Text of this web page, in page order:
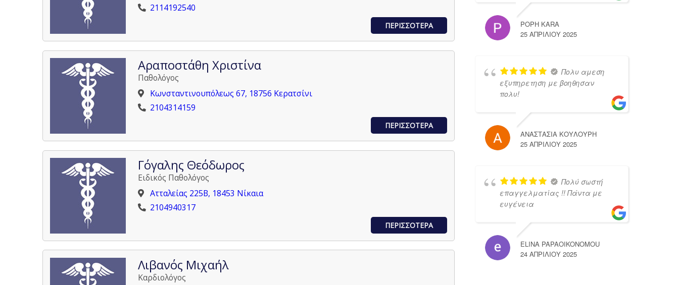
2114192540
ΠΕΡΙΣΣΟΤΕΡΑ
Αραποστάθη Χριστίνα
Παθολόγος
Κωνσταντινουπόλεως 67, 18756 Κερατσίνι
2104314159
ΠΕΡΙΣΣΟΤΕΡΑ
Γόγαλης Θεόδωρος
Ειδικός Παθολόγος
Ατταλείας 225Β, 18453 Νίκαια
2104940317
ΠΕΡΙΣΣΟΤΕΡΑ
Λιβανός Μιχαήλ
Καρδιολόγος
POPH KARA
25 ΑΠΡΙΛΊΟΥ 2025
Πολυ αμεση
εξυπηρετηση με βοηθησαν
πολυ!
ΑΝΑΣΤΑΣΙΑ ΚΟΥΛΟΥΡΗ
25 ΑΠΡΙΛΊΟΥ 2025
Πολύ σωστή
επαγγελματίας !! Πάντα με
ευγένεια
ELINA PAPAOIKONOMOU
24 ΑΠΡΙΛΊΟΥ 2025